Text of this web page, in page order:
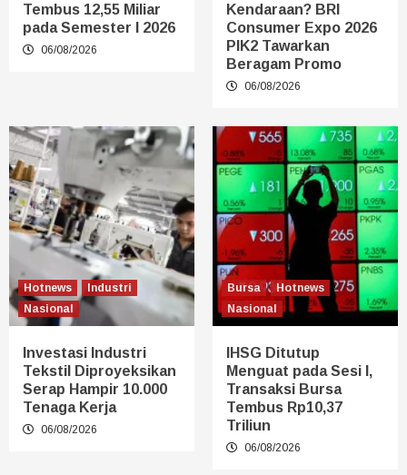
Tembus 12,55 Miliar
pada Semester I 2026
06/08/2026
Kendaraan? BRI
Consumer Expo 2026
PIK2 Tawarkan
Beragam Promo
06/08/2026
Hotnews
Industri
Nasional
Investasi Industri
Tekstil Diproyeksikan
Serap Hampir 10.000
Tenaga Kerja
06/08/2026
Bursa
Hotnews
Nasional
IHSG Ditutup
Menguat pada Sesi I,
Transaksi Bursa
Tembus Rp10,37
Triliun
06/08/2026